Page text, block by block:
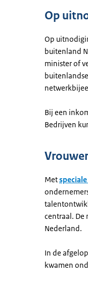
Op
Op
buitenland
minister of
Bij een
Bedrijven
Met
centraal. De
Nederland.
In de
kwamen